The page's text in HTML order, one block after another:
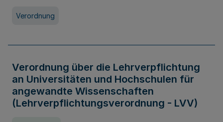
Verordnung
Verordnung über die Lehrverpflichtung
an Universitäten und Hochschulen für
angewandte Wissenschaften
(Lehrverpflichtungsverordnung - LVV)